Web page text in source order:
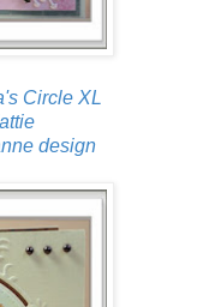
Circle XL
design